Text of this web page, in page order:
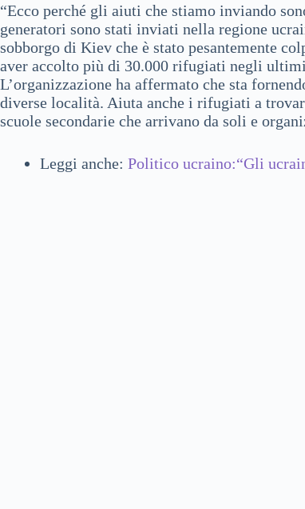
“Ecco perché gli aiuti che stiamo inviando
generatori sono stati inviati nella regione
sobborgo di Kiev che è stato pesantemente
aver accolto più di 30.000 rifugiati negli
L’organizzazione ha affermato che sta
diverse località. Aiuta anche i rifugiati a
scuole secondarie che arrivano da soli e
Leggi anche: Politico ucraino:“Gli